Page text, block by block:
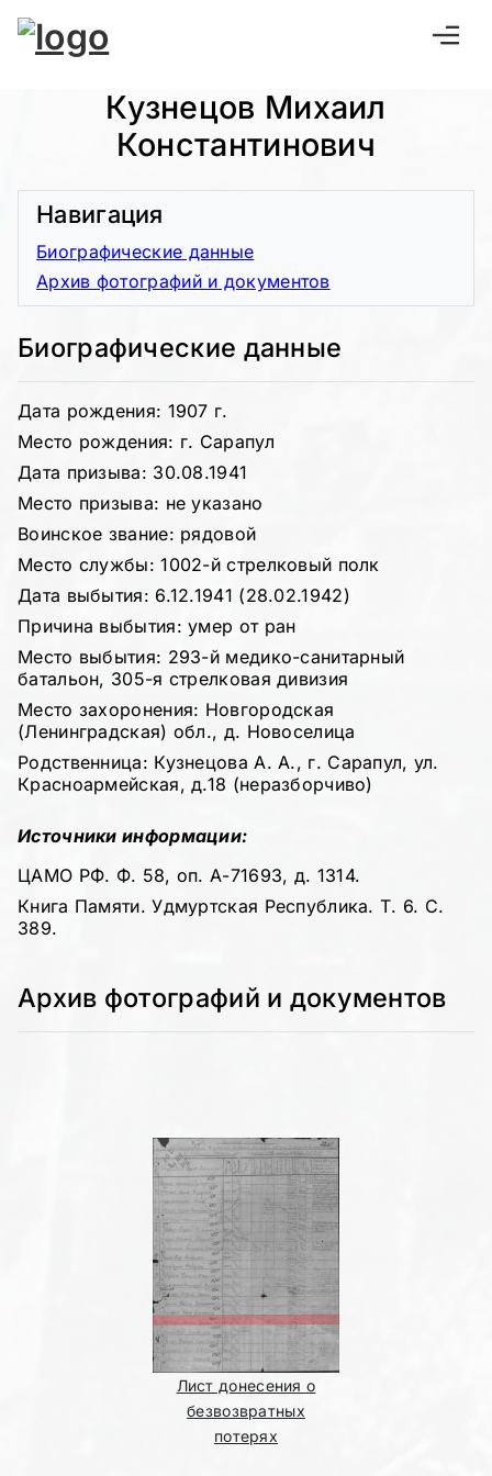
Кузнецов Михаил
Константинович
Биографические данные
Дата рождения: 1907 г.
Место рождения: г. Сарапул
Дата призыва: 30.08.1941
Место призыва: не указано
Воинское звание: рядовой
Место службы: 1002-й стрелковый полк
Дата выбытия: 6.12.1941 (28.02.1942)
Причина выбытия: умер от ран
Место выбытия: 293-й медико-санитарный
батальон, 305-я стрелковая дивизия
Место захоронения: Новгородская
(Ленинградская) обл., д. Новоселица
Родственница: Кузнецова А. А., г. Сарапул, ул.
Красноармейская, д.18 (неразборчиво)
Источники информации:
ЦАМО РФ. Ф. 58, оп. А-71693, д. 1314.
Книга Памяти. Удмуртская Республика. Т. 6. С.
389.
Навигация
Биографические данные
Архив фотографий и документов
Архив фотографий и документов
Лист донесения о
безвозвратных
потерях